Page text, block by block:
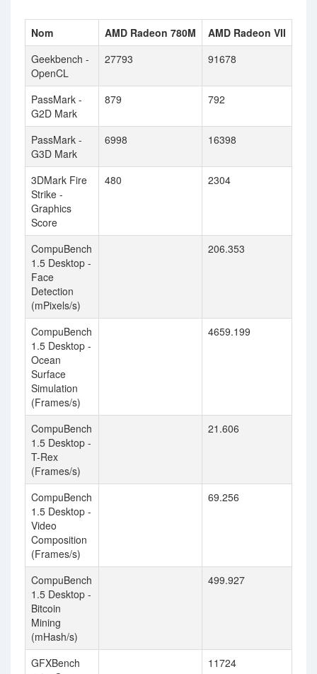
Nom AMD Radeon 780M
AMD Radeon VII
Geekbench -
OpenCL
27793 91678
PassMark -
G2D Mark
879 792
PassMark -
G3D Mark
6998 16398
3DMark Fire
Strike -
Graphics
Score
480 2304
CompuBench
1.5 Desktop -
Face
Detection
(mPixels/s)
206.353
CompuBench
1.5 Desktop -
Ocean
Surface
Simulation
(Frames/s)
4659.199
CompuBench
1.5 Desktop -
T-Rex
(Frames/s)
21.606
CompuBench
1.5 Desktop -
Video
Composition
(Frames/s)
69.256
CompuBench
1.5 Desktop -
Bitcoin
Mining
(mHash/s)
499.927
GFXBench
11724